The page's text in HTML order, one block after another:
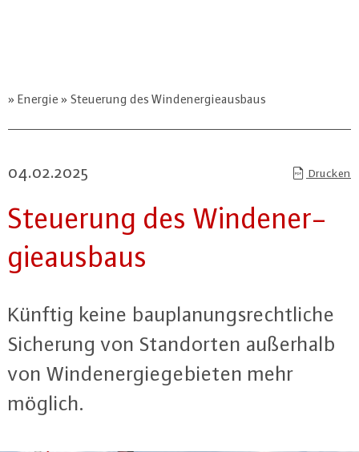
Energie Steuerung des Windenergieausbaus
04.02.2025 Drucken
Steuerung des Wind­ener­
gie­aus­baus
Künftig keine bau­pla­nungs­recht­li­che
Sicherung von Stand­or­ten außerhalb
von Wind­ener­gie­ge­bie­ten mehr
möglich.